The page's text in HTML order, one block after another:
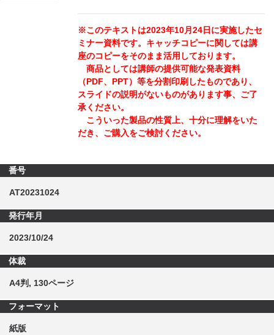
※このテキストは2023年10月24日に実施したセ
ミナー資料です。キャッチコピーに関しては講
座のコピーをそのまま活用しております。
商品としては講師の提供可能な発表資料
（PDF、PPT）等を分割印刷したものであり、
スライドの説明がないものがあります事、ご了
承ください。
こういった製品の性質上、十分に理解をいた
だき、ご購入をご検討ください。
番号
AT20231024
発行年月
2023/10/24
体裁
A4判, 130ページ
フォーマット
紙版